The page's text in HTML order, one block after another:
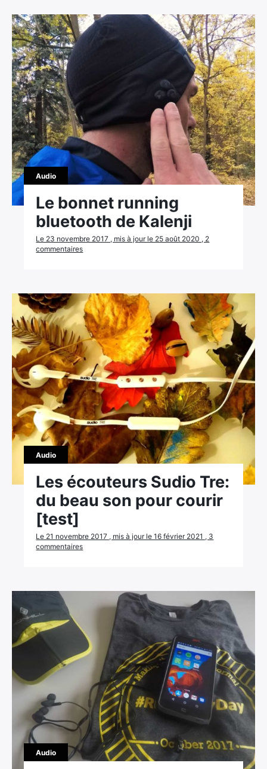
Audio
Le bonnet running
bluetooth de Kalenji
Le 23 novembre 2017 , mis à jour le 25 août 2020 , 2
commentaires
Audio
Les écouteurs Sudio Tre:
du beau son pour courir
[test]
Le 21 novembre 2017 , mis à jour le 16 février 2021 , 3
commentaires
Audio